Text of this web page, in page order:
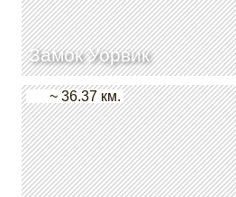
Замок Уорвик
~ 36.37 км.